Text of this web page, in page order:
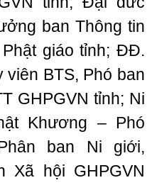
ban Thông tin
giáo tỉnh; ĐĐ.
BTS, Phó ban
GHPGVN tỉnh; Ni
Khương – Phó
ban Ni giới,
Xã hội GHPGVN